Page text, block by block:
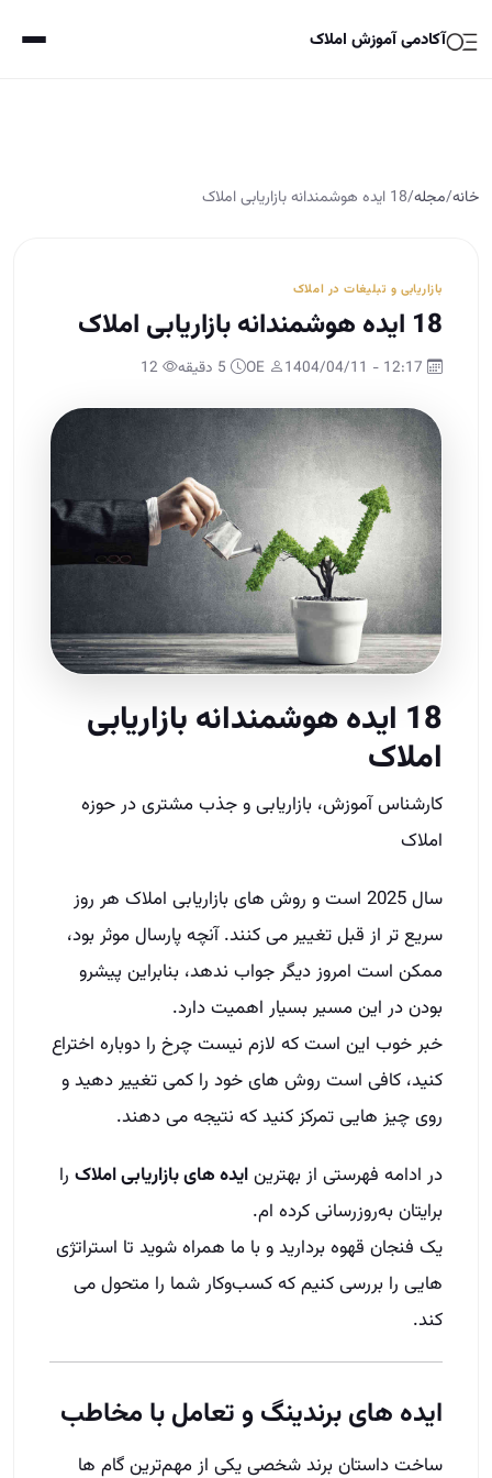
آکادمی آموزش املاک
خانه/مجله/18 ایده هوشمندانه بازاریابی املاک
بازاریابی و تبلیغات در املاک
18 ایده هوشمندانه بازاریابی املاک
18 ایده هوشمندانه بازاریابی
املاک
کارشناس آموزش، بازاریابی و جذب مشتری در حوزه
املاک
سال 2025 است و روش‌ های بازاریابی املاک هر روز
سریع‌ تر از قبل تغییر می‌ کنند. آنچه پارسال موثر بود،
ممکن است امروز دیگر جواب ندهد، بنابراین پیشرو
بودن در این مسیر بسیار اهمیت دارد.
خبر خوب این است که لازم نیست چرخ را دوباره اختراع
کنید، کافی است روش‌ های خود را کمی تغییر دهید و
روی چیز هایی تمرکز کنید که نتیجه می‌ دهند.
در ادامه فهرستی از بهترینایده‌ های بازاریابی املاک را
برایتان به‌روزرسانی کرده‌ ام.
یک فنجان قهوه بردارید و با ما همراه شوید تا استراتژی‌
هایی را بررسی کنیم که کسب‌وکار شما را متحول می‌
کند.
ایده‌ های برندینگ و تعامل با مخاطب
ساخت داستان برند شخصی یکی از مهم‌ترین گام‌ ها